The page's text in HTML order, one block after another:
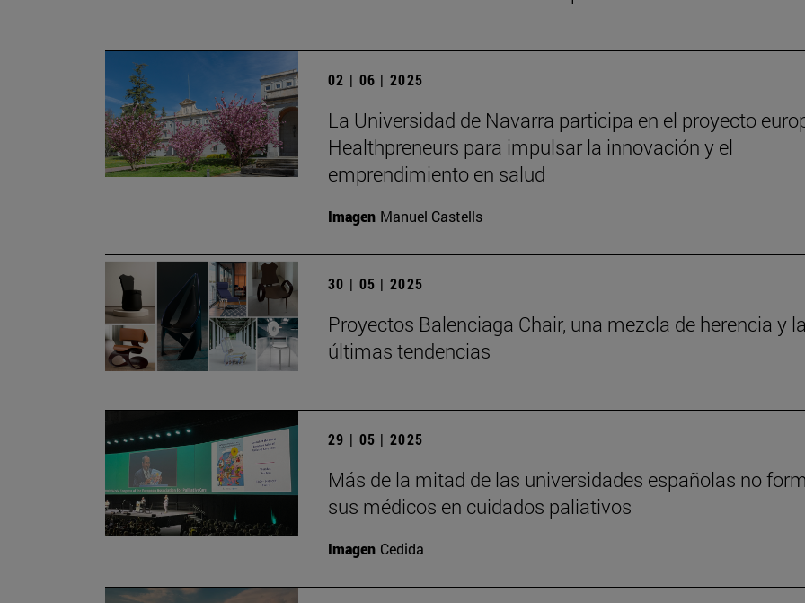
02 | 06 | 2025
La Universidad de Navarra participa en el proyecto
Healthpreneurs para impulsar la innovación y el
emprendimiento en salud
Imagen Manuel Castells
30 | 05 | 2025
Proyectos Balenciaga Chair, una mezcla de herencia y
últimas tendencias
29 | 05 | 2025
Más de la mitad de las universidades españolas no
sus médicos en cuidados paliativos
Imagen Cedida